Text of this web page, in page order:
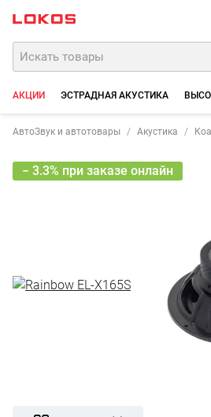
АКЦИИ ЭСТРАДНАЯ АКУСТИКА
АвтоЗвук и автотовары Акустика
− 3.3% при заказе онлайн